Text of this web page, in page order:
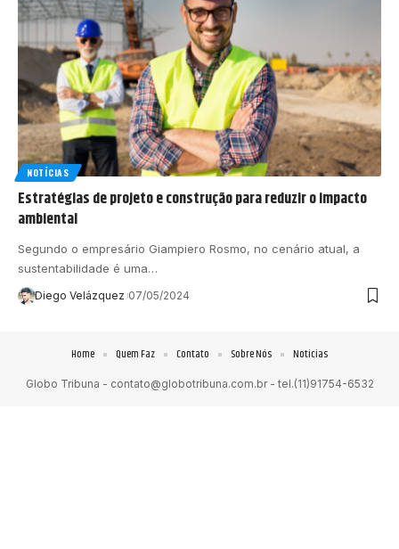
NOTÍCIAS
Estratégias de projeto e construção para reduzir o impacto
ambiental
Segundo o empresário Giampiero Rosmo, no cenário atual, a
sustentabilidade é uma…
Diego Velázquez 07/05/2024
Globo Tribuna - contato@globotribuna.com.br- tel.(11)91754-6532
Home Quem Faz Contato Sobre Nós Notícias